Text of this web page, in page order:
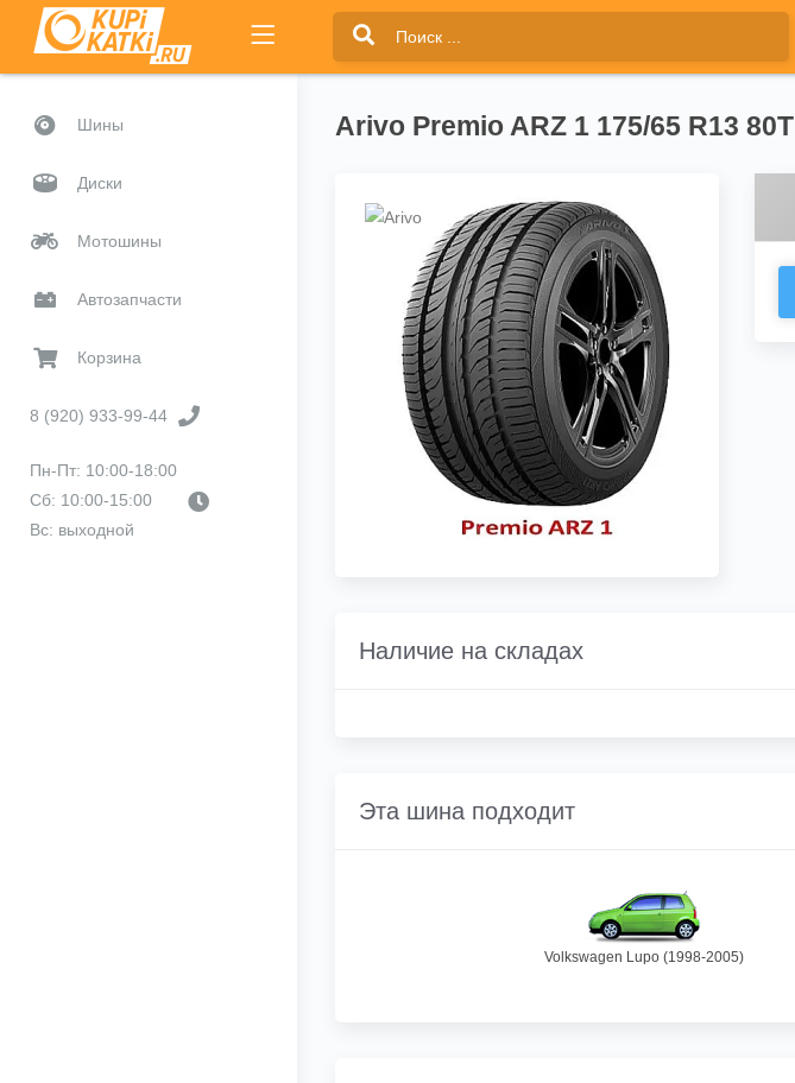
Шины
Диски
Мотошины
Автозапчасти
Корзина
8 (920) 933-99-44
Пн-Пт: 10:00-18:00
Сб: 10:00-15:00
Вс: выходной
Arivo Premio ARZ 1 175/65 R13 80T
Наличие на складах
Эта шина подходит
Volkswagen Lupo (1998-2005)